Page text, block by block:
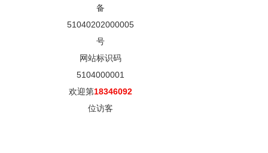
备
51040202000005
号
网站标识码
5104000001
欢迎第18346092
位访客